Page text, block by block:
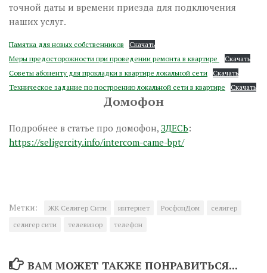
точной даты и времени приезда для подключения
наших услуг.
Памятка для новых собственников
Скачать
Меры предосторожности при проведении ремонта в квартире
Скачать
Советы абоненту для прокладки в квартире локальной сети Скачать
Техническое задание по построению локальной сети в квартире
Скачать
Домофон
Подробнее в статье про домофон, ЗДЕСЬ:
https://seligercity.info/intercom-came-bpt/
Метки: ЖК Селигер Сити интернет РосфонДом
селигер
селигер сити
телевизор телефон
ВАМ МОЖЕТ ТАКЖЕ ПОНРАВИТЬСЯ...